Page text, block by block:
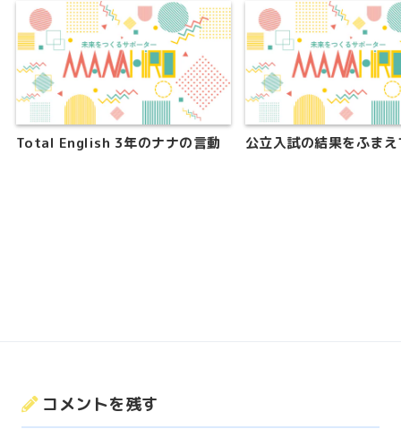
Total English 3年のナナの言動 公立入試の結果をふまえ
コメントを残す